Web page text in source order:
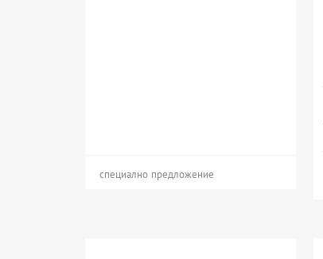
специално предложение